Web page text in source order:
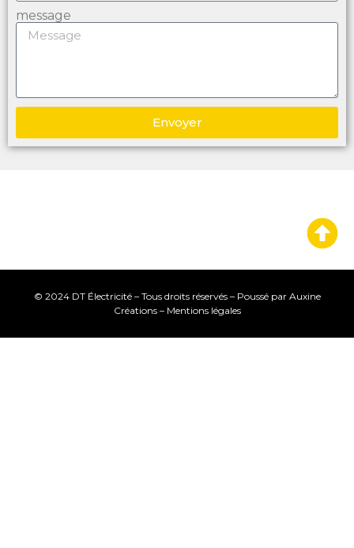
message
Envoyer
© 2024 DT Électricité – Tous droits réservés – Poussé par Auxine
Créations– Mentions légales